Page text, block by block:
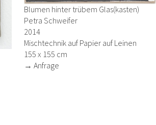
Blumen hinter trübem Glas(kasten)
Petra Schweifer
2014
Mischtechnik auf Papier auf Leinen
155 x 155 cm
→ Anfrage